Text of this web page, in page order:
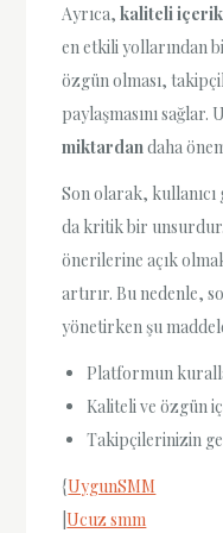
Ayrıca,kaliteli içerik
en etkili yollarından
özgün olması,
paylaşmasını sağlar.
miktardandaha
Son olarak,
da kritik bir
önerilerine açık
artırır. Bu nedenle,
yönetirken şu
Platformun
Kaliteli ve özgün
Takipçilerinizin
{UygunSMM
|Ucuz smm